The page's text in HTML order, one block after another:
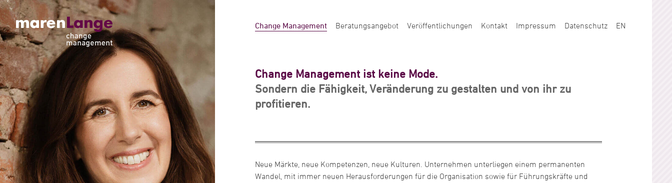
Change Management Beratungsangebot Veröffentlichungen Kontakt Impressum Datenschutz EN
Change Management ist keine Mode.
Sondern die Fähigkeit, Veränderung zu gestalten und von ihr zu
profitieren.
Neue Märkte, neue Kompetenzen, neue Kulturen. Unternehmen unterliegen einem permanenten
Wandel, mit immer neuen Herausforderungen für die Organisation sowie für Führungskräfte und